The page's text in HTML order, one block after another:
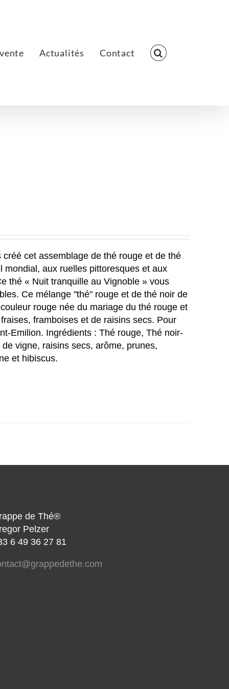
Actualités Contact
cet assemblage de thé rouge et de thé
aux ruelles pittoresques et aux
thé« Nuit tranquille au Vignoble » vous
Ce mélange "thé" rouge et de thé noir de
rouge née du mariage du thé rouge et
framboises et de raisins secs. Pour
Emilion. Ingrédients : Thé rouge, Thé noir-
vigne, raisins secs, arôme, prunes,
et hibiscus.
de Thé®
Pelzer
6 49 36 27 81